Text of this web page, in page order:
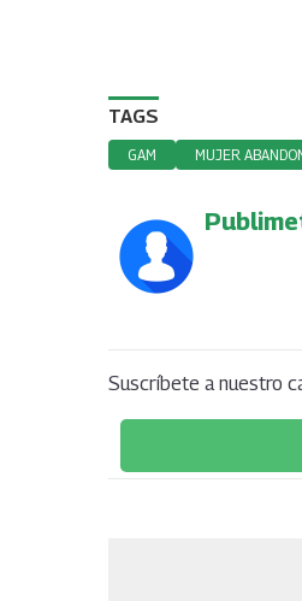
TAGS
GAM MUJER
Suscríbete a nuestro